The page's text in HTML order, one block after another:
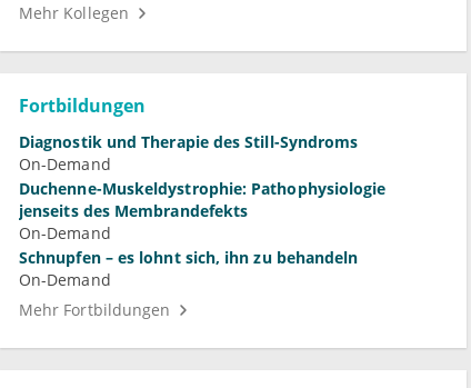
Mehr Kollegen
Fortbildungen
Diagnostik und Therapie des Still-Syndroms
On-Demand
Duchenne-Muskeldystrophie: Pathophysiologie
jenseits des Membrandefekts
On-Demand
Schnupfen – es lohnt sich, ihn zu behandeln
On-Demand
Mehr Fortbildungen